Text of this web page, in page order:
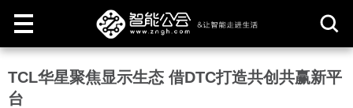
取
TCL华星聚焦显示生态 借DTC打造共创共赢新平
台